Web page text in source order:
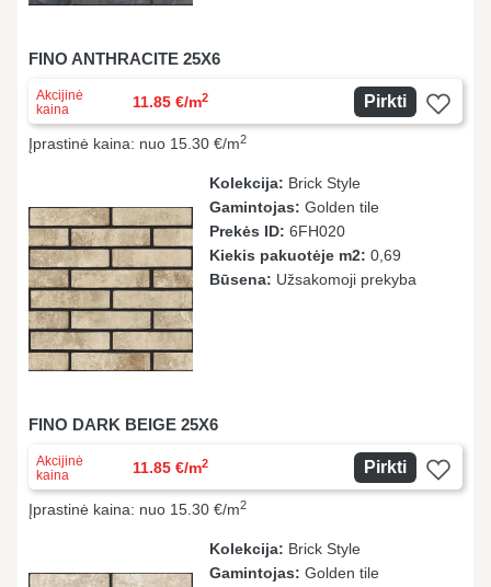
FINO ANTHRACITE 25X6
Akcijinė
kaina
11.85 €/m2 Pirkti
Įprastinė kaina: nuo 15.30 €/m2
Kolekcija: Brick Style
Gamintojas: Golden tile
Prekės ID: 6FН020
Kiekis pakuotėje m2: 0,69
Būsena: Užsakomoji prekyba
FINO DARK BEIGE 25X6
Akcijinė
kaina
11.85 €/m2 Pirkti
Įprastinė kaina: nuo 15.30 €/m2
Kolekcija: Brick Style
Gamintojas: Golden tile